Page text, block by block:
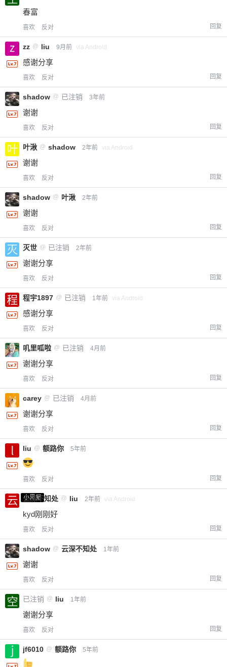
春富
喜欢 反对 回复
zz @ liu 9月前 via Android
感谢分享
喜欢 反对 回复
shadow @ 已注销 3年前
谢谢
喜欢 反对 回复
叶湫 @ shadow 2年前 via Android
谢谢
喜欢 反对 回复
shadow @ 叶湫 2年前
谢谢
喜欢 反对 回复
灭世 @ 已注销 2年前
谢谢分享
喜欢 反对 回复
程宇1897 @ 已注销 1年前 via Android
感谢分享
喜欢 反对 回复
叽里呱啦 @ 已注销 4月前
谢谢分享
喜欢 反对 回复
carey @ 已注销 4月前
谢谢分享
喜欢 反对 回复
liu @ 额路你 5年前
喜欢 反对 回复
小黑屋
云深不知处 @ liu 2年前 via Android
kyd刚刚好
喜欢 反对 回复
shadow @ 云深不知处 1年前
谢谢
喜欢 反对 回复
已注销 @ liu 1年前
谢谢分享
喜欢 反对 回复
jf6010 @ 额路你 5年前